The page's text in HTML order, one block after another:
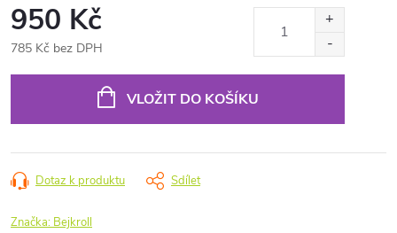
950 Kč
785 Kč bez DPH
VLOŽIT DO KOŠÍKU
Dotaz k produktu Sdílet
Značka: Bejkroll